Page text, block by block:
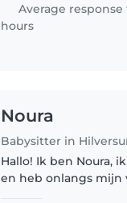
Average response
hours
Noura
Babysitter in
Hallo! Ik ben Noura,
en heb onlangs mijn